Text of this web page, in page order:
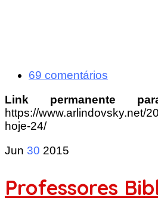
69 comentários
Link permanente
https://www.arlindovsky.net/
hoje-24/
Jun 30 2015
Professores